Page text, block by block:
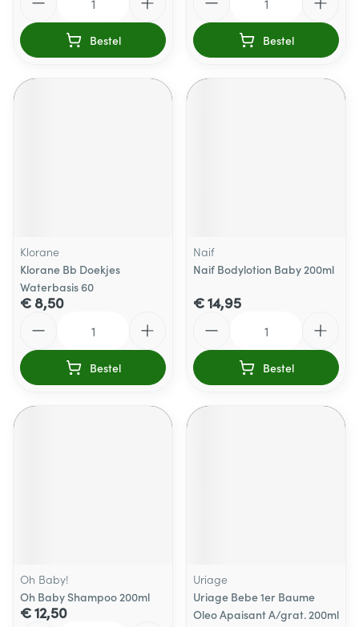
Bestel Bestel
Klorane
Klorane Bb Doekjes
Waterbasis 60
€ 8,50
Bestel
Naif
Naif Bodylotion Baby 200ml
€ 14,95
Bestel
Oh Baby!
Oh Baby Shampoo 200ml
€ 12,50
Uriage
Uriage Bebe 1er Baume
Oleo Apaisant A/grat. 200ml